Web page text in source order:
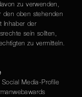
zu verwenden,
den oben stehenden
Inhaber der
sein sollten,
zu vermitteln.
Media-Profile